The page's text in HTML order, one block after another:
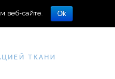
ТКАНИ
веб-сайте. Ok